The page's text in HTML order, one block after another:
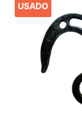
USADO